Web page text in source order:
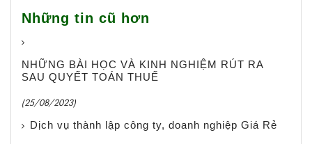
Những tin cũ hơn
NHỮNG BÀI HỌC VÀ KINH NGHIỆM RÚT RA
SAU QUYẾT TOÁN THUẾ
(25/08/2023)
Dịch vụ thành lập công ty, doanh nghiệp Giá Rẻ